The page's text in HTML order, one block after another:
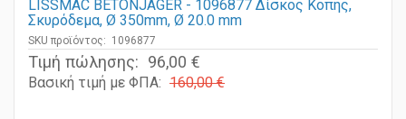
LISSMAC BETONJÄGER - 1096877 Δίσκος Κοπής,
Σκυρόδεμα, Ø 350mm, Ø 20.0 mm
SKU προϊόντος: 1096877
Τιμή πώλησης: 96,00 €
Βασική τιμή με ΦΠΑ: 160,00 €